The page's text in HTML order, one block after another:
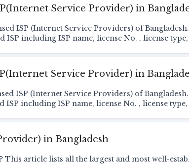
Service Provider) in
ISP (Internet Service Providers) of
ISP including ISP name, license No. , license type,
Service Provider) in
ISP (Internet Service Providers) of
ISP including ISP name, license No. , license type,
in Bangladesh
article lists all the largest and most well-